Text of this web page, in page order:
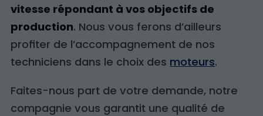
vitesse répondant à vos objectifs de
production. Nous vous ferons d’ailleurs
profiter de l’accompagnement de nos
techniciens dans le choix des moteurs.
Faites-nous part de votre demande, notre
compagnie vous garantit une qualité de